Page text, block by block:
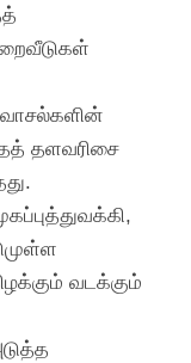
வாசல்களின்
தளவரிசை
வடக்கும்